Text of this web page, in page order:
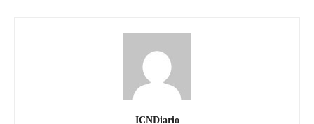
ICNDiario